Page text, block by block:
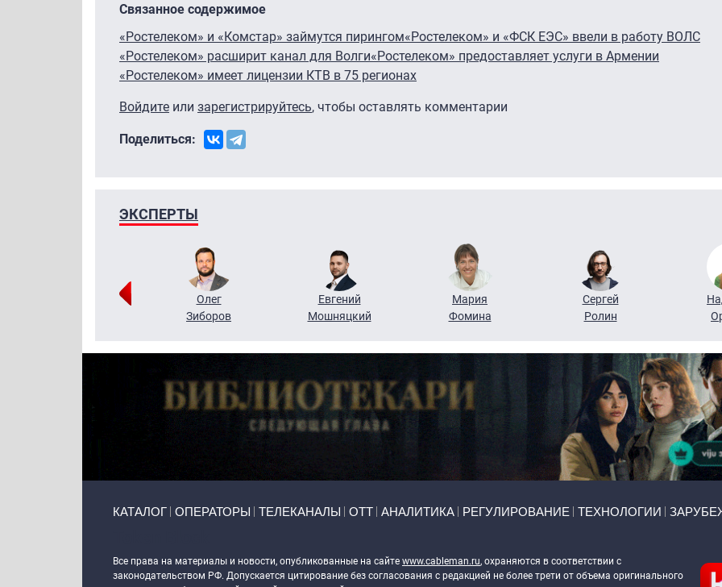
Связанное содержимое
«Ростелеком» и «Комстар» займутся пирингом«Ростелеком» и «ФСК ЕЭС» ввели в работу ВОЛС
«Ростелеком» расширит канал для Волги«Ростелеком» предоставляет услуги в Армении
«Ростелеком» имеет лицензии КТВ в 75 регионах
Войдите или зарегистрируйтесь, чтобы оставлять комментарии
Поделиться:
ЭКСПЕРТЫ
Олег
Зиборов
Евгений
Мошняцкий
Мария
Фомина
Сергей
Ролин
КАТАЛОГ ОПЕРАТОРЫ ТЕЛЕКАНАЛЫ ОТТ АНАЛИТИКА РЕГУЛИРОВАНИЕ ТЕХНОЛОГИИ
Все права на материалы и новости, опубликованные на сайте www.cableman.ru, охраняются в соответствии с
законодательством РФ. Допускается цитирование без согласования с редакцией не более трети от объема оригинального